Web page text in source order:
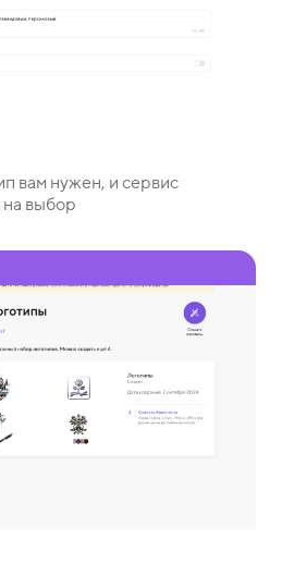
вам нужен, и сервис
на выбор